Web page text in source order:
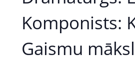
Komponists:
Gaismu